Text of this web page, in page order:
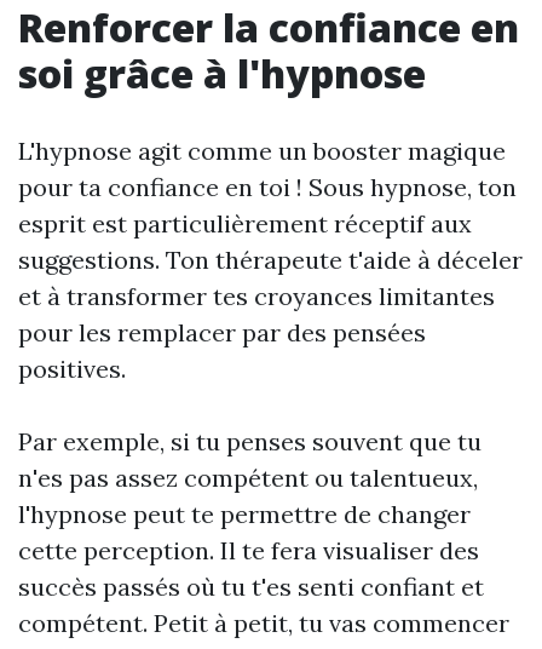
Renforcer la confiance en
soi grâce à l'hypnose
L'hypnose agit comme un booster magique
pour ta confiance en toi ! Sous hypnose, ton
esprit est particulièrement réceptif aux
suggestions. Ton thérapeute t'aide à déceler
et à transformer tes croyances limitantes
pour les remplacer par des pensées
positives.
Par exemple, si tu penses souvent que tu
n'es pas assez compétent ou talentueux,
l'hypnose peut te permettre de changer
cette perception. Il te fera visualiser des
succès passés où tu t'es senti confiant et
compétent. Petit à petit, tu vas commencer